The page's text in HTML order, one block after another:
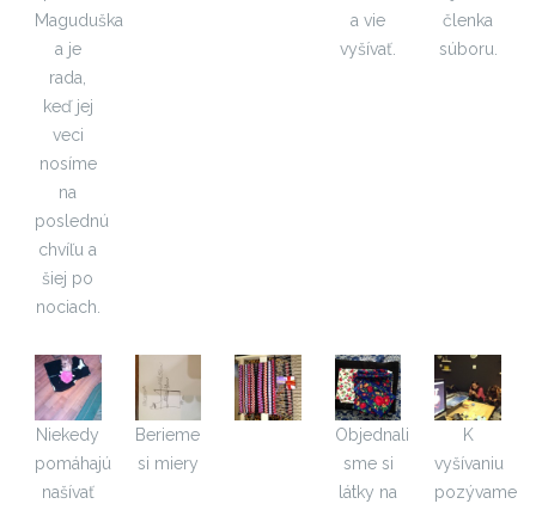
Maguduška
a je
rada,
keď jej
veci
nosíme
na
poslednú
chvíľu a
šiej po
nociach.
a vie
vyšívať.
členka
súboru.
Niekedy
pomáhajú
našívať
Berieme
si miery
Objednali
sme si
látky na
K
vyšívaniu
pozývame